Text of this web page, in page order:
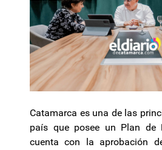
Catamarca es una de las
país que posee un Plan de
cuenta con la aprobación